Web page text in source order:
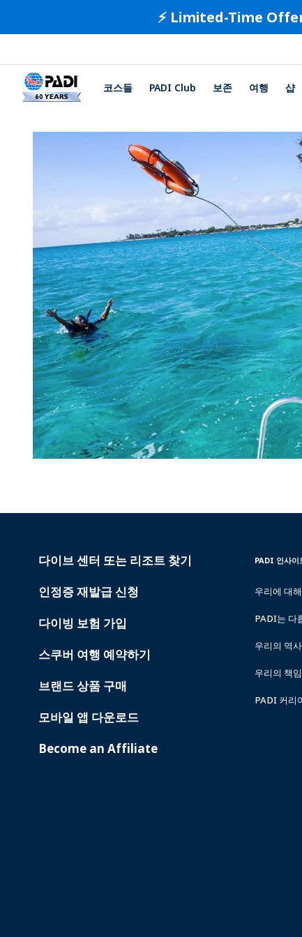
⚡️ Limited-Time
코스들 PADI Club 보존 여행 샵
PADI
다이브 센터 또는 리조트 찾기
인정증 재발급 신청
다이빙 보험 가입
스쿠버 여행 예약하기
브랜드 상품 구매
모바일 앱 다운로드
Become an Affiliate
INSIDE
PADI 인사이
우리에 대해
PADI는 다
우리의 역사
우리의 책임
PADI 커리